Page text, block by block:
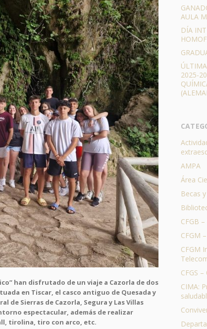
han disfrutado de un viaje a Cazorla de dos
en Tiscar, el casco antiguo de Quesada y
de Sierras de Cazorla, Segura y Las Villas
espectacular, además de realizar
tirolina, tiro con arco, etc.
AULA
DÍA
2025-
AMPA
Área
Becas
CFGB
CFGM
CFGM
CFGS
CIMA: